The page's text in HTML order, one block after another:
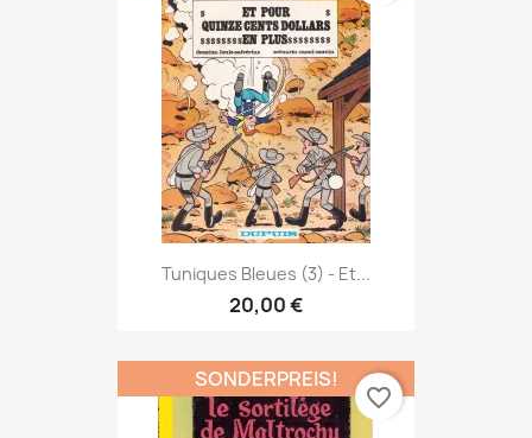
Tuniques Bleues (3) - Et...
20,00 €
SONDERPREIS!
favorite_border